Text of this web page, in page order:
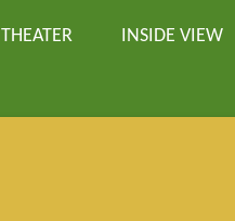
THEATER
INSIDE VIEW